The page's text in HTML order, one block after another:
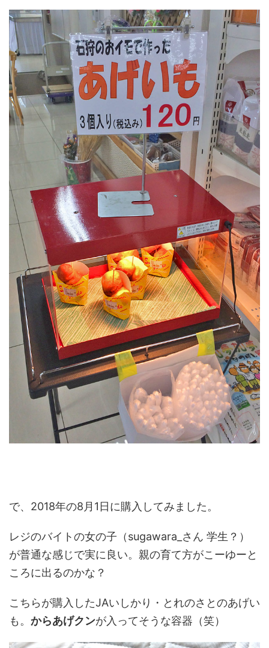
で、2018年の8月1日に購入してみました。
レジのバイトの女の子（sugawara_さん 学生？）
が普通な感じで実に良い。親の育て方がこーゆーと
ころに出るのかな？
こちらが購入したJAいしかり・とれのさとのあげい
も。 からあげクンが入ってそうな容器（笑）